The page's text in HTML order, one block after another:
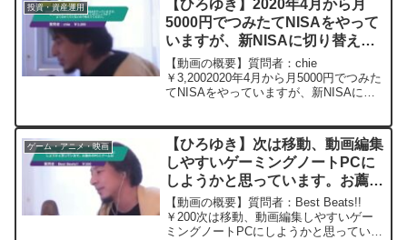
投資・資産運用
【ひろゆき】2020年4月から月
5000円でつみたてNISAをやって
いますが、新NISAに切り替えた
ほうがよろしいのでしょうか？よ
くわかっていないので教えてー
ひろゆき切り抜き 20240516
【動画の概要】質問者：chie
￥3,2002020年4月から月5000円でつみた
てNISAをやっていますが、新NISAに切
い。元動画：日本は出来ない理由を探す
人が出世す...
ゲーム・アニメ・映画
【ひろゆき】次は移動、動画編集
しやすいゲーミングノートPCに
しようかと思っています。お薦め
のPCとゲームは。ー ひろゆき
切り抜き 20240326
【動画の概要】質問者：Best Beats!!
￥200次は移動、動画編集しやすいゲー
ミングノートPCにしようかと思っていま